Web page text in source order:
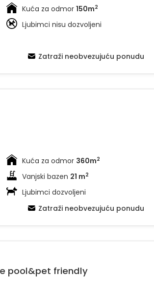
Kuća za odmor 150m2
Ljubimci nisu dozvoljeni
Zatraži neobvezujuću ponudu
Vanjski bazen 21 m2
Kuća za odmor 360m2
Ljubimci dozvoljeni
Zatraži neobvezujuću ponudu
pool&pet friendly